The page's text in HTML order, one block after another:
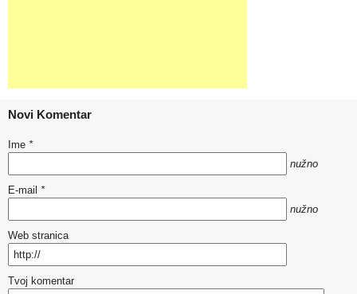
Novi Komentar
Ime *
nužno
E-mail *
nužno
Web stranica
Tvoj komentar